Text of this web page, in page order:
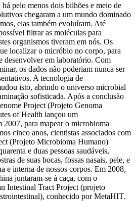
pelo menos dois bilhões e meio de
chegaram a um mundo dominado
elas também evoluíram. Até
filtrar as moléculas para
organismos tiveram em nós. Os
localizar o micróbio no corpo, para
desenvolver em laboratório. Com
os dados não poderiam nunca ser
A tecnologia de
isto, abrindo o universo microbial
sofisticada. Após a conclusão
Project (Projeto Genoma
of Health lançou um
2007, para mapear o microbioma
cinco anos, cientistas associados com
(Projeto Microbioma Humano)
e duas pessoas saudáveis,
de suas bocas, fossas nasais, pele, e
e interna de nossos corpos. Em 2008,
juntaram-se à caça, com o
Intestinal Tract Project (projeto
conhecido por MetaHIT.